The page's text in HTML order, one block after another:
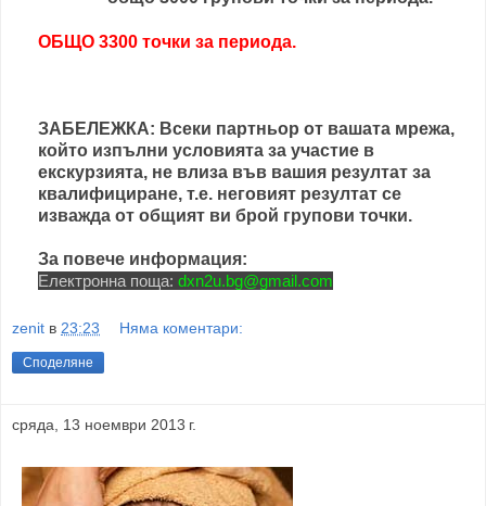
ОБЩО 3300 точки за периода.
ЗАБЕЛЕЖКА: Всеки партньор от вашата мрежа,
който изпълни условията за участие в
екскурзията, не влиза във вашия резултат за
квалифициране, т.е. неговият резултат се
изважда от общият ви брой групови точки.
За повече информация:
Електронна поща: dxn2u.bg@gmail.com
zenit в 23:23 Няма коментари:
Споделяне
сряда, 13 ноември 2013 г.